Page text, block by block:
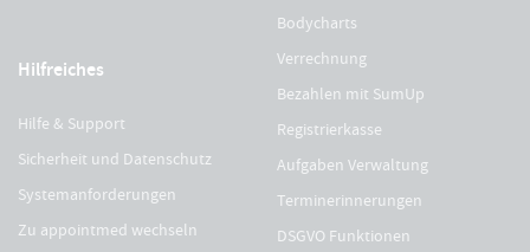
Hilfreiches
Hilfe & Support
Sicherheit und Datenschutz
Systemanforderungen
Zu appointmed wechseln
Bodycharts
Verrechnung
Bezahlen mit SumUp
Registrierkasse
Aufgaben Verwaltung
Terminerinnerungen
DSGVO Funktionen